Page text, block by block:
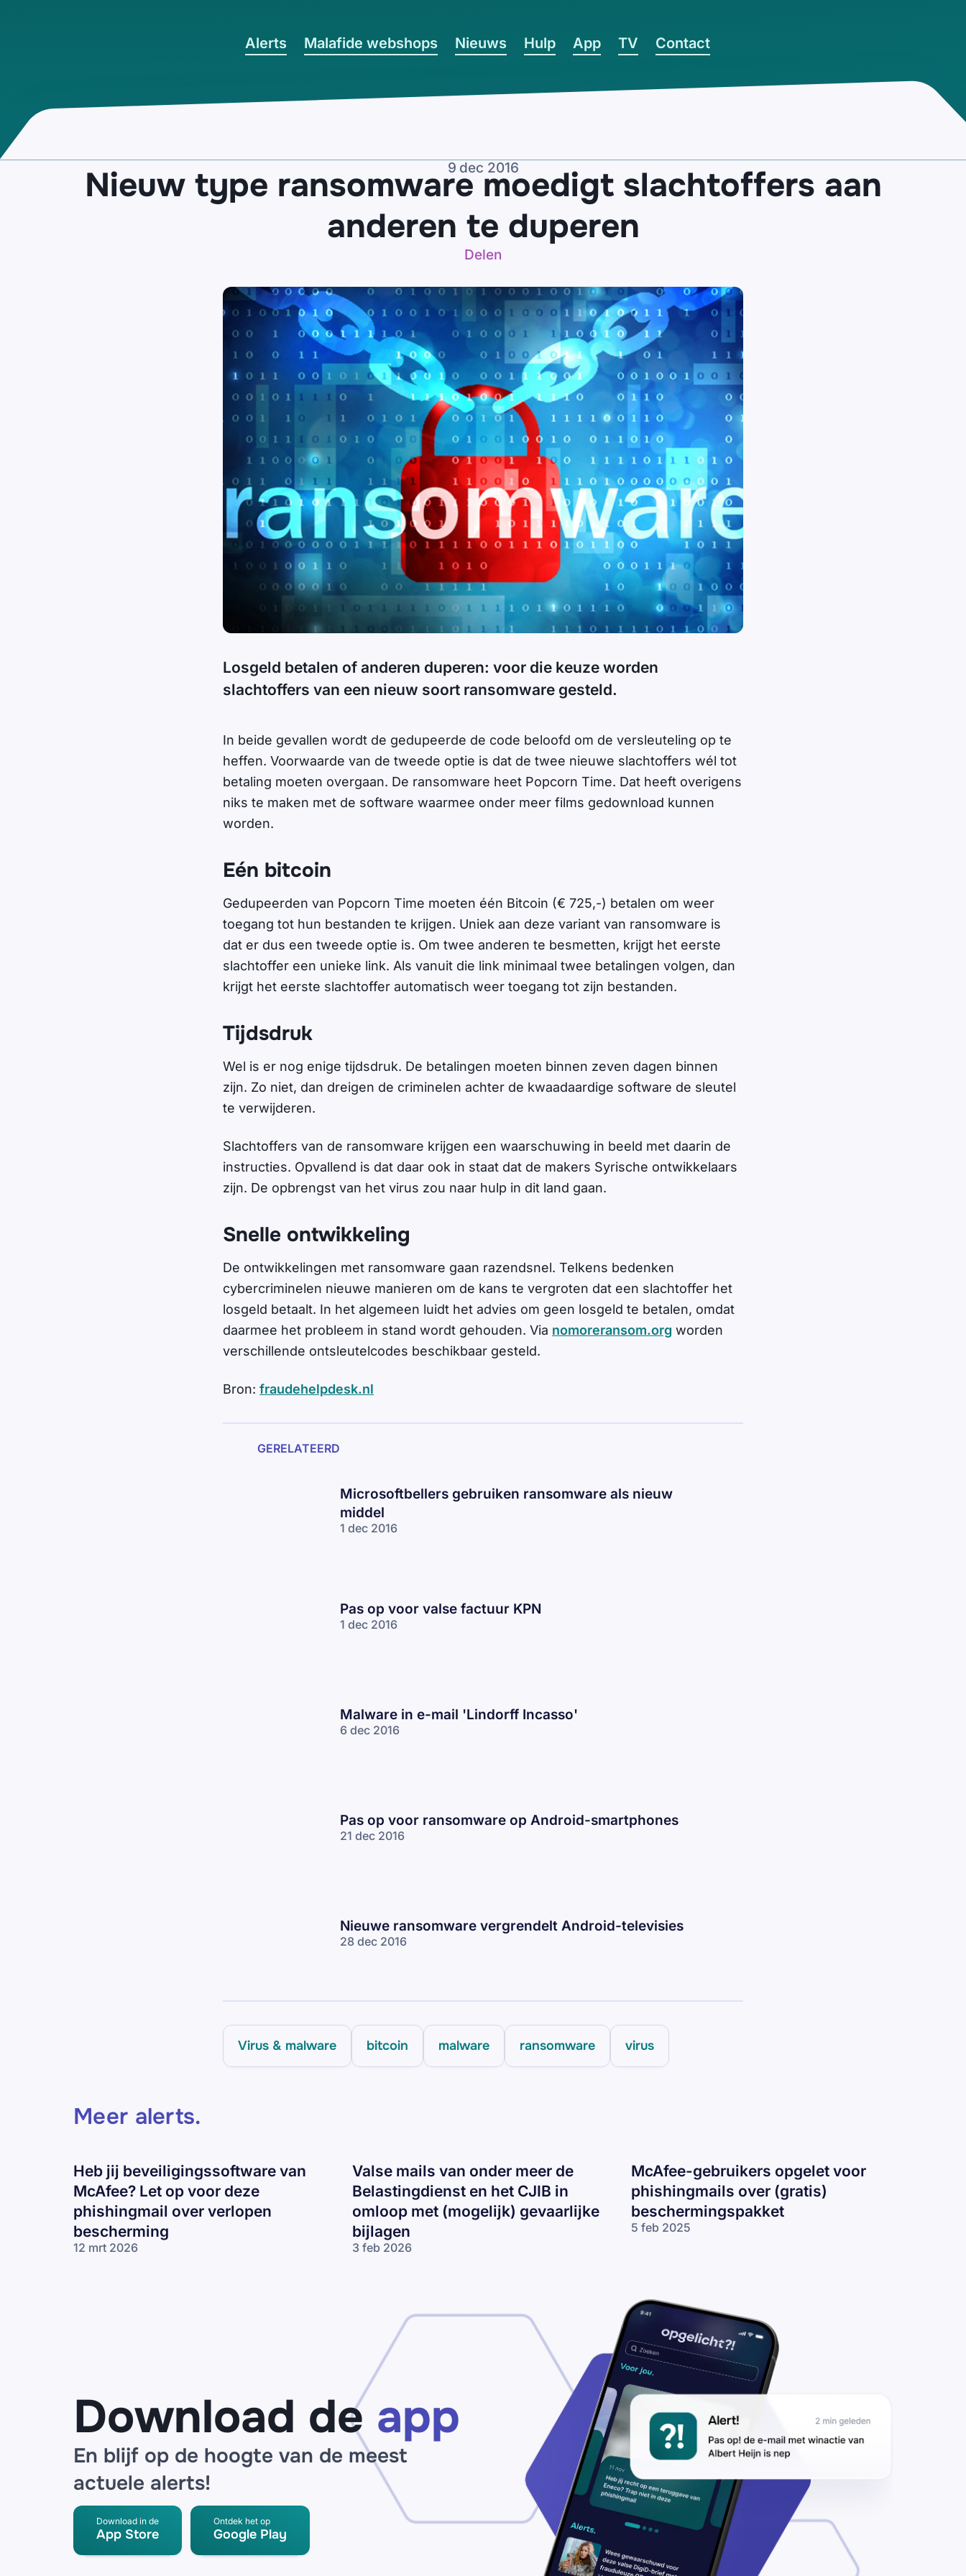
Alerts Malafide webshops Nieuws Hulp App TV Contact
9 dec 2016
Nieuw type ransomware moedigt slachtoffers aan
anderen te duperen
Delen
Losgeld betalen of anderen duperen: voor die keuze worden
slachtoffers van een nieuw soort ransomware gesteld.
In beide gevallen wordt de gedupeerde de code beloofd om de versleuteling op te
heffen. Voorwaarde van de tweede optie is dat de twee nieuwe slachtoffers wél tot
betaling moeten overgaan. De ransomware heet Popcorn Time. Dat heeft overigens
niks te maken met de software waarmee onder meer films gedownload kunnen
worden.
Eén bitcoin
Gedupeerden van Popcorn Time moeten één Bitcoin (€ 725,-) betalen om weer
toegang tot hun bestanden te krijgen. Uniek aan deze variant van ransomware is
dat er dus een tweede optie is. Om twee anderen te besmetten, krijgt het eerste
slachtoffer een unieke link. Als vanuit die link minimaal twee betalingen volgen, dan
krijgt het eerste slachtoffer automatisch weer toegang tot zijn bestanden.
Tijdsdruk
Wel is er nog enige tijdsdruk. De betalingen moeten binnen zeven dagen binnen
zijn. Zo niet, dan dreigen de criminelen achter de kwaadaardige software de sleutel
te verwijderen.
Slachtoffers van de ransomware krijgen een waarschuwing in beeld met daarin de
instructies. Opvallend is dat daar ook in staat dat de makers Syrische ontwikkelaars
zijn. De opbrengst van het virus zou naar hulp in dit land gaan.
Snelle ontwikkeling
De ontwikkelingen met ransomware gaan razendsnel. Telkens bedenken
cybercriminelen nieuwe manieren om de kans te vergroten dat een slachtoffer het
losgeld betaalt. In het algemeen luidt het advies om geen losgeld te betalen, omdat
daarmee het probleem in stand wordt gehouden. Via nomoreransom.org worden
verschillende ontsleutelcodes beschikbaar gesteld.
Bron: fraudehelpdesk.nl
GERELATEERD
Microsoftbellers gebruiken ransomware als nieuw
middel
1 dec 2016
Pas op voor valse factuur KPN
1 dec 2016
Malware in e-mail 'Lindorff Incasso'
6 dec 2016
Pas op voor ransomware op Android-smartphones
21 dec 2016
Nieuwe ransomware vergrendelt Android-televisies
28 dec 2016
Virus & malware bitcoin malware ransomware virus
Meer alerts.
Heb jij beveiligingssoftware van
McAfee? Let op voor deze
phishingmail over verlopen
bescherming
12 mrt 2026
Valse mails van onder meer de
Belastingdienst en het CJIB in
omloop met (mogelijk) gevaarlijke
bijlagen
3 feb 2026
en het CJIB in
omloop met
(mogelijk)
gevaarlijke
bijlagen
McAfee-gebruikers opgelet voor
phishingmails over (gratis)
beschermingspakket
5 feb 2025
beschermingspakket
Download de app
En blijf op de hoogte van de meest
actuele alerts!
Download in de
App Store
Ontdek het op
Google Play